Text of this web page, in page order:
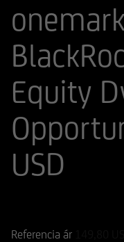
Equity
USD
Referencia ár